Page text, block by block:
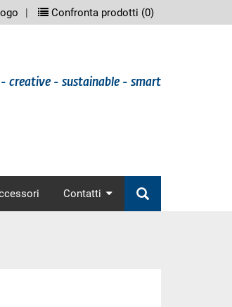
Confronta prodotti (0)
creative - sustainable - smart
Contatti